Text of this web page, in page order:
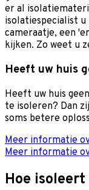
er al
isolatiespecialist u
cameraatje, een
kijken. Zo weet u
Heeft uw huis
Heeft uw huis
te isoleren? Dan
soms betere
Meer informatie
Meer informatie
Hoe